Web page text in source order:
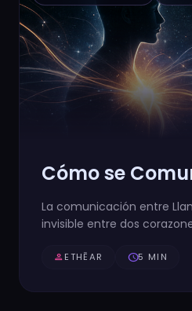
Cómo se
La comunicación entre
invisible entre dos
personETHĒAR schedule5 MIN